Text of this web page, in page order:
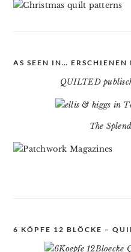
AS SEEN IN… ERSCHIENEN
QUILTED
The
6 KÖPFE 12 BLÖCKE –